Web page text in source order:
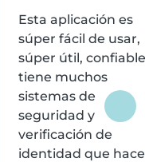
Esta aplicación es
súper fácil de usar,
súper útil,
tiene muchos
sistemas de
seguridad y
verificación de
identidad que